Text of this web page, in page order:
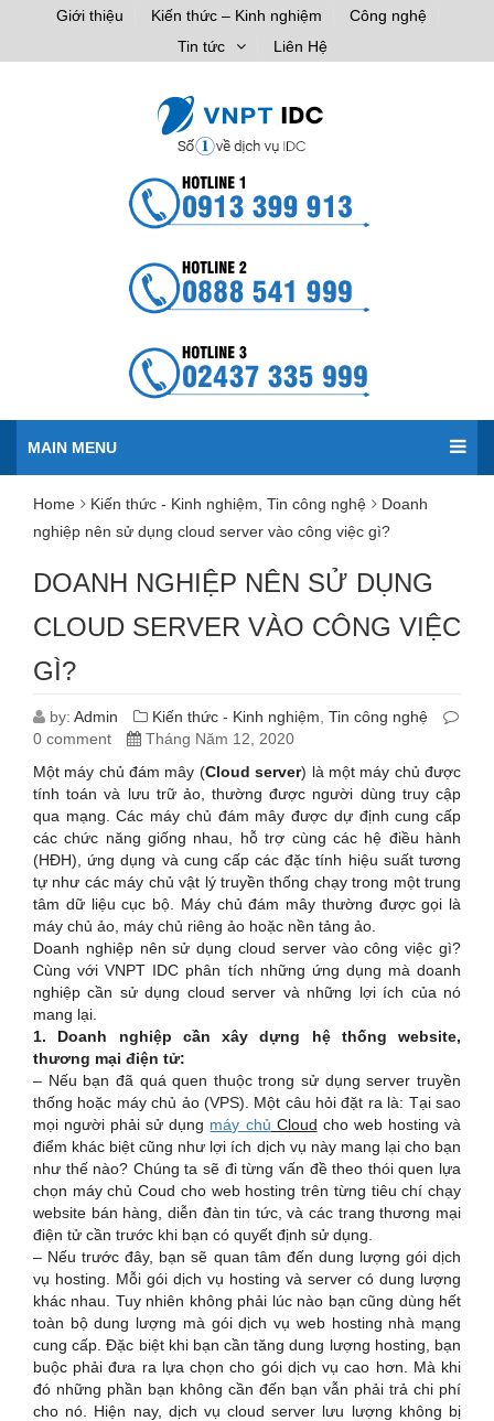
Giới thiệu Kiến thức – Kinh nghiệm
Công nghệ
Tin tức
Liên Hệ
MAIN MENU
Home Kiến thức - Kinh nghiệm Tin công nghệ
Doanh
nghiệp nên sử dụng cloud server vào công việc gì?
DOANH NGHIỆP NÊN SỬ DỤNG
CLOUD SERVER VÀO CÔNG VIỆC
GÌ?
by: Admin Kiến thức - Kinh nghiệm Tin công nghệ
0 comment
Tháng Năm 12, 2020
Một máy chủ đám mây (Cloud server) là một máy chủ được
tính toán và lưu trữ ảo, thường được người dùng truy cập
qua mạng. Các máy chủ đám mây được dự định cung cấp
các chức năng giống nhau, hỗ trợ cùng các hệ điều hành
(HĐH), ứng dụng và cung cấp các đặc tính hiệu suất tương
tự như các máy chủ vật lý truyền thống chạy trong một trung
tâm dữ liệu cục bộ. Máy chủ đám mây thường được gọi là
máy chủ ảo, máy chủ riêng ảo hoặc nền tảng ảo.
Doanh nghiệp nên sử dụng cloud server vào công việc gì?
Cùng với VNPT IDC phân tích những ứng dụng mà doanh
nghiệp cần sử dụng cloud server và những lợi ích của nó
mang lại.
1. Doanh nghiệp cần xây dựng hệ thống website,
thương mại điện tử:
– Nếu bạn đã quá quen thuộc trong sử dụng server truyền
thống hoặc máy chủ ảo (VPS). Một câu hỏi đặt ra là: Tại sao
mọi người phải sử dụng máy chủ Cloud cho web hosting và
điểm khác biệt cũng như lợi ích dịch vụ này mang lại cho bạn
như thế nào? Chúng ta sẽ đi từng vấn đề theo thói quen lựa
chọn máy chủ Coud cho web hosting trên từng tiêu chí chạy
website bán hàng, diễn đàn tin tức, và các trang thương mại
điện tử cần trước khi bạn có quyết định sử dụng.
– Nếu trước đây, bạn sẽ quan tâm đến dung lượng gói dịch
vụ hosting. Mỗi gói dịch vụ hosting và server có dung lượng
khác nhau. Tuy nhiên không phải lúc nào bạn cũng dùng hết
toàn bộ dung lượng mà gói dịch vụ web hosting nhà mạng
cung cấp. Đặc biệt khi bạn cần tăng dung lượng hosting, bạn
buộc phải đưa ra lựa chọn cho gói dịch vụ cao hơn. Mà khi
đó những phần bạn không cần đến bạn vẫn phải trả chi phí
cho nó. Hiện nay, dịch vụ cloud server lưu lượng không bị